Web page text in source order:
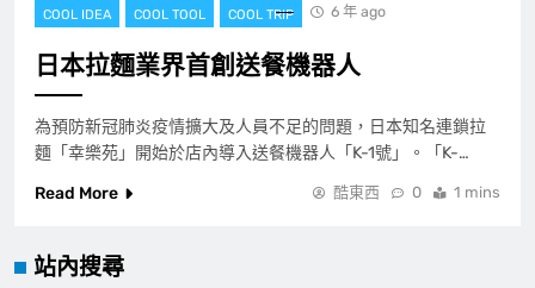
COOL IDEA COOL TOOL COOL TRIP 6 年 ago
日本拉麵業界首創送餐機器人
為預防新冠肺炎疫情擴大及人員不足的問題，日本知名連鎖拉
麵「幸樂苑」開始於店內導入送餐機器人「K-1號」。「K-…
Read More
酷東西 0 1 mins
站內搜尋